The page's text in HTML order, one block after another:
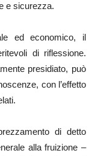
e sicurezza.
ed economico, il
di riflessione.
presidiato, può
con l’effetto
di detto
alla fruizione –